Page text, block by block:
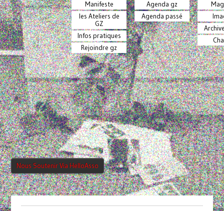
Manifeste
les Ateliers de
GZ
Infos pratiques
Rejoindre gz
Agenda gz
Agenda passé
Nous Soutenir Via HelloAsso